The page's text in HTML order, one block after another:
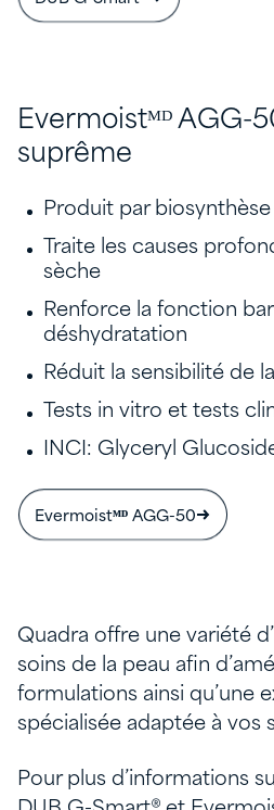
Evermoistᴹᴰ AGG-
suprême
Produit par biosynthèse
Traite les causes
sèche
Renforce la fonction
déshydratation
Réduit la sensibilité de
Tests in vitro et tests
INCI: Glyceryl
Evermoistᴹᴰ AGG-50
Quadra offre une variété
soins de la peau afin
formulations ainsi qu’une
spécialisée adaptée à vos
Pour plus d’informations